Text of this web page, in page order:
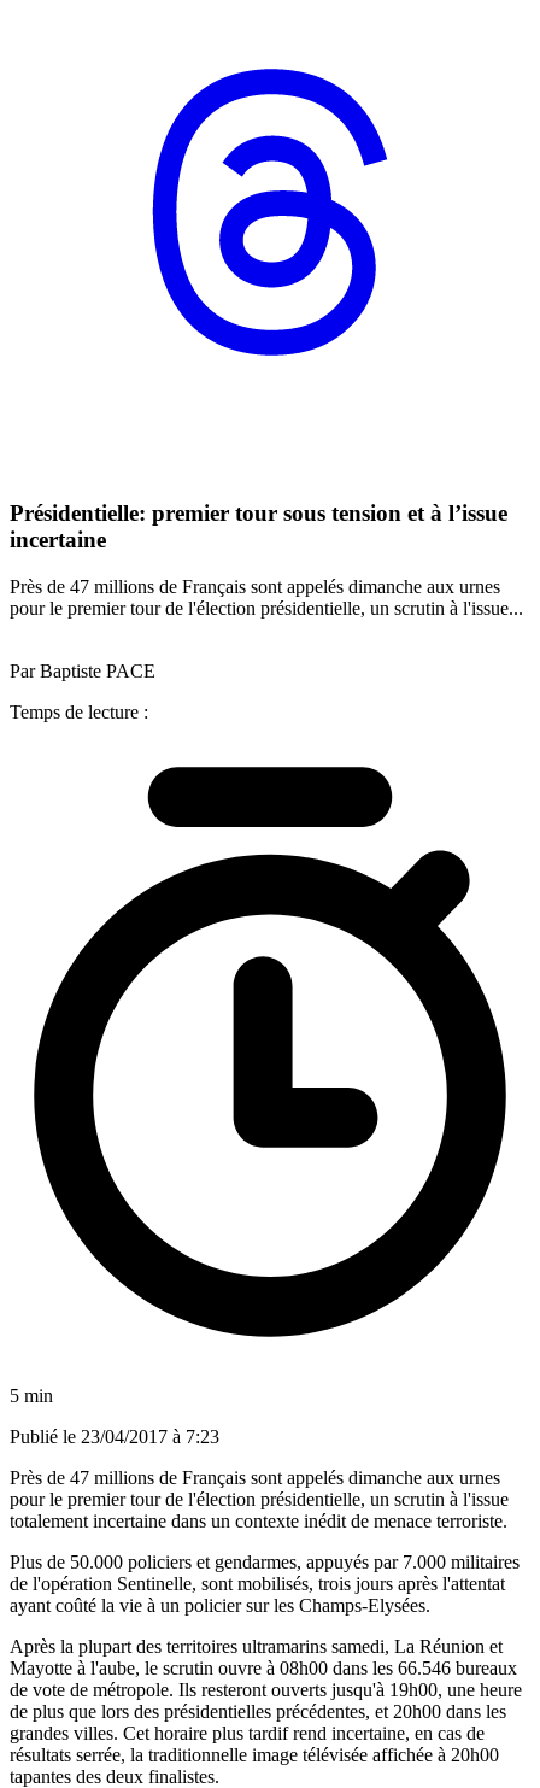
Présidentielle: premier tour sous tension et à l’issue
incertaine
Près de 47 millions de Français sont appelés dimanche aux urnes
pour le premier tour de l'élection présidentielle, un scrutin à l'issue...
Par Baptiste PACE
Temps de lecture :
5 min
Publié le 23/04/2017 à 7:23
Près de 47 millions de Français sont appelés dimanche aux urnes
pour le premier tour de l'élection présidentielle, un scrutin à l'issue
totalement incertaine dans un contexte inédit de menace terroriste.
Plus de 50.000 policiers et gendarmes, appuyés par 7.000 militaires
de l'opération Sentinelle, sont mobilisés, trois jours après l'attentat
ayant coûté la vie à un policier sur les Champs-Elysées.
Après la plupart des territoires ultramarins samedi, La Réunion et
Mayotte à l'aube, le scrutin ouvre à 08h00 dans les 66.546 bureaux
de vote de métropole. Ils resteront ouverts jusqu'à 19h00, une heure
de plus que lors des présidentielles précédentes, et 20h00 dans les
grandes villes. Cet horaire plus tardif rend incertaine, en cas de
résultats serrée, la traditionnelle image télévisée affichée à 20h00
tapantes des deux finalistes.